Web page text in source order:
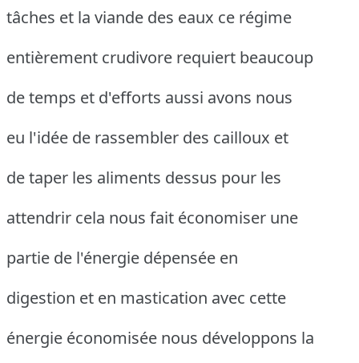
tâches et la viande des eaux ce régime
entièrement crudivore requiert beaucoup
de temps et d'efforts aussi avons nous
eu l'idée de rassembler des cailloux et
de taper les aliments dessus pour les
attendrir cela nous fait économiser une
partie de l'énergie dépensée en
digestion et en mastication avec cette
énergie économisée nous développons la